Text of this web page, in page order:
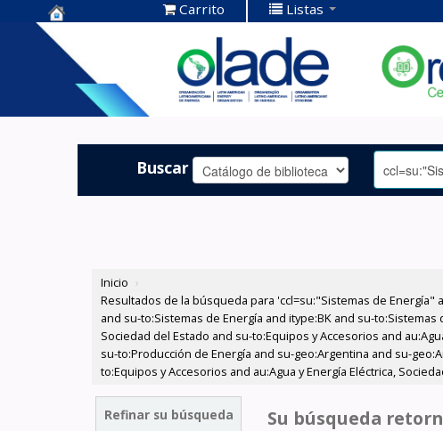
Centro de
Documentación
OLADE -
Carrito Listas
Buscar
Inicio ›
Resultados de la búsqueda para 'ccl=su:"Sistemas de Energía"
and su-to:Sistemas de Energía and itype:BK and su-
Sociedad del Estado and su-to:Equipos y Accesorios and
su-to:Producción de Energía and su-geo:Argentina and su-
to:Equipos y Accesorios and au:Agua y Energía Eléctrica,
Refinar su búsqueda Su búsqueda